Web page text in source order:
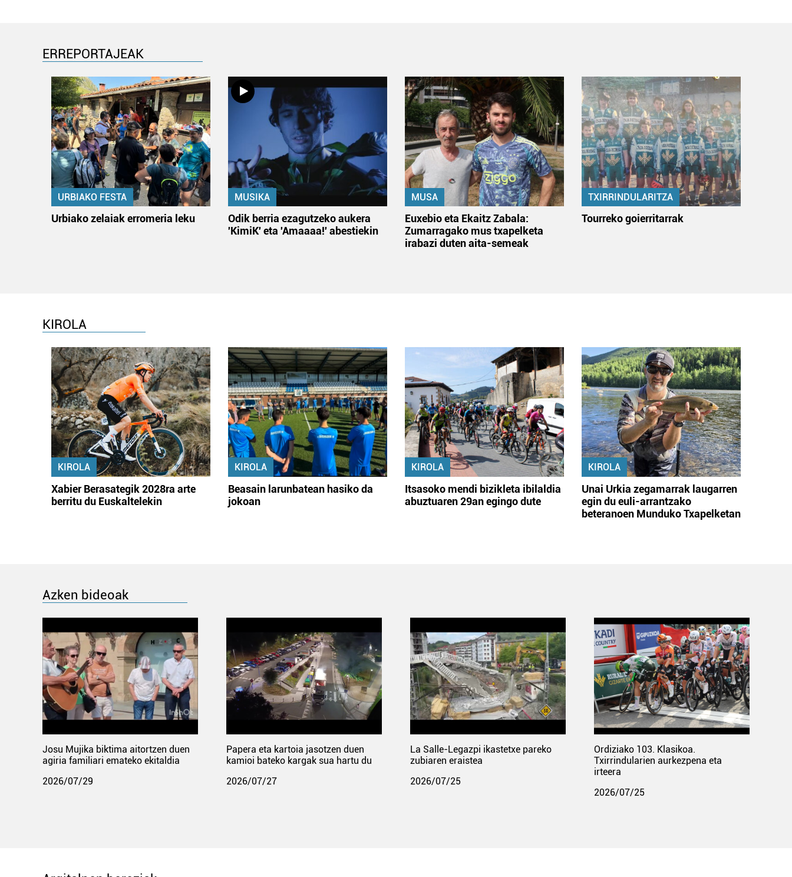
ERREPORTAJEAK
URBIAKO FESTA
Urbiako zelaiak erromeria leku
MUSIKA
Odik berria ezagutzeko aukera
'KimiK' eta 'Amaaaa!' abestiekin
MUSA
Euxebio eta Ekaitz Zabala:
Zumarragako mus txapelketa
irabazi duten aita-semeak
TXIRRINDULARITZA
Tourreko goierritarrak
KIROLA
KIROLA
Xabier Berasategik 2028ra arte
berritu du Euskaltelekin
KIROLA
Beasain larunbatean hasiko da
jokoan
KIROLA
Itsasoko mendi bizikleta ibilaldia
abuztuaren 29an egingo dute
KIROLA
Unai Urkia zegamarrak laugarren
egin du euli-arrantzako
beteranoen Munduko Txapelketan
Azken bideoak
Josu Mujika biktima aitortzen duen
agiria familiari emateko ekitaldia
2026/07/29
Papera eta kartoia jasotzen duen
kamioi bateko kargak sua hartu du
2026/07/27
La Salle-Legazpi ikastetxe pareko
zubiaren eraistea
2026/07/25
Ordiziako 103. Klasikoa.
Txirrindularien aurkezpena eta
irteera
2026/07/25